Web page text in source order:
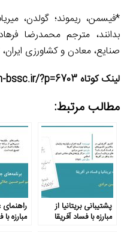
بدانند، مترجم محمدرضا
صنایع، معادن و کشاورزی ایران،
لینک کوتاه https://iran-bssc.ir/?p=6703
مطالب مرتبط:
پشتیبانی بریتانیا از
مبارزه با فساد آفریقا
مبارزه